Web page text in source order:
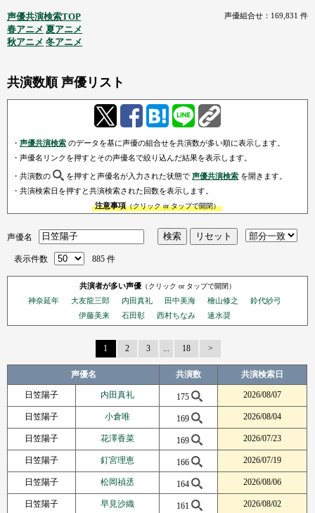
声優共演検索TOP
春アニメ 夏アニメ
秋アニメ 冬アニメ
声優組合せ：169,831 件
共演数順 声優リスト
・声優共演検索 のデータを基に声優の組合せを共演数が多い順に表示します。
・声優名リンクを押すとその声優名で絞り込んだ結果を表示します。
・共演数の を押すと声優名が入力された状態で声優共演検索 を開きます。
・共演検索日を押すと共演検索された回数を表示します。
注意事項（クリック or タップで開閉）
声優名
表示件数 885 件
共演者が多い声優（クリック or タップで開閉）
神奈延年 大友龍三郎 内田真礼 田中美海 檜山修之
鈴代紗弓
伊藤美来
石田彰 西村ちなみ 速水奨
1 2 3 ... 18
声優名 共演数 共演検索日
日笠陽子 内田真礼 175 2026/08/07
日笠陽子 小倉唯 169 2026/08/04
日笠陽子 花澤香菜 169 2026/07/23
日笠陽子 釘宮理恵 166 2026/07/19
日笠陽子 松岡禎丞 164 2026/08/06
日笠陽子 早見沙織 161 2026/08/02